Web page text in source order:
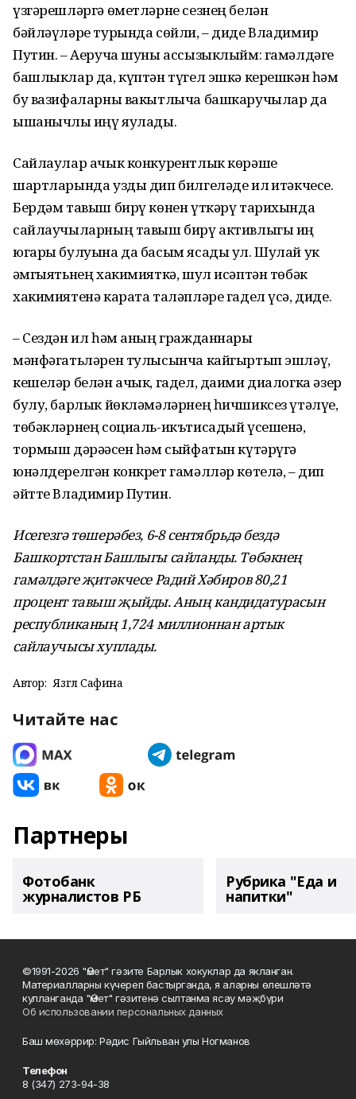
үзгәрешләргә өметләрне сезнең белән
бәйләүләре турында сөйли, – диде Владимир
Путин. – Аеруча шуны ассызыклыйм: гамәлдәге
башлыклар да, күптән түгел эшкә керешкән һәм
бу вазифаларны вакытлыча башкаручылар да
ышанычлы җиңү яулады.
Сайлаулар ачык конкурентлык көрәше
шартларында узды дип билгеләде ил җитәкчесе.
Бердәм тавыш бирү көнен үткәрү тарихында
сайлаучыларның тавыш бирү активлыгы иң
югары булуына да басым ясады ул. Шулай ук
җәмгыятьнең хакимияткә, шул исәптән төбәк
хакимиятенә карата таләпләре гадел үсә, диде.
– Сездән ил һәм аның гражданнары
мәнфәгатьләрен тулысынча кайгыртып эшләү,
кешеләр белән ачык, гадел, даими диалогка әзер
булу, барлык йөкләмәләрнең һичшиксез үтәлүе,
төбәкләрнең социаль-икътисадый үсешенә,
тормыш дәрәҗәсен һәм сыйфатын күтәрүгә
юнәлдерелгән конкрет гамәлләр көтелә, – дип
әйтте Владимир Путин.
Исегезгә төшерәбез, 6-8 сентябрьдә бездә
Башкортстан Башлыгы сайланды. Төбәкнең
гамәлдәге җитәкчесе Радий Хәбиров 80,21
процент тавыш җыйды. Аның кандидатурасын
республиканың 1,724 миллионнан артык
сайлаучысы хуплады.
Автор: Язгөл Сафина
Читайте нас
Партнеры
Фотобанк
журналистов РБ
Рубрика "Еда и
напитки"
©1991-2026 "Өмет" гәзите Барлык хокуклар да якланган.
Материалларны күчереп бастырганда, я аларны өлешләтә
кулланганда "Өмет" гәзитенә сылтанма ясау мәҗбүри
Об использовании персональных данных
Баш мөхәррир: Рәдис Гыйльван улы Ногманов
Телефон
8 (347) 273-94-38